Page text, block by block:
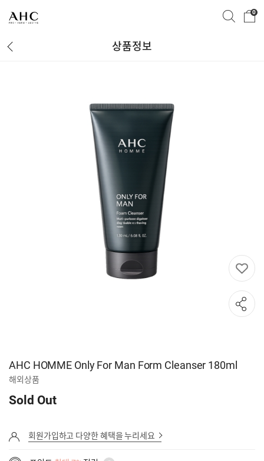
0
상품정보
AHC HOMME Only For Man Form Cleanser 180ml
해외상품
Sold Out
회원가입하고 다양한 혜택을 누리세요